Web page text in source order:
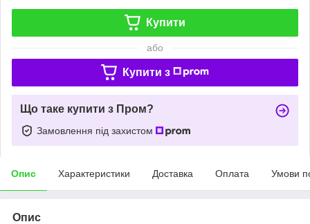
Купити
або
Купити з
Що таке купити з Пром?
Замовлення під захистом
Опис Характеристики Доставка Оплата Умови
Опис